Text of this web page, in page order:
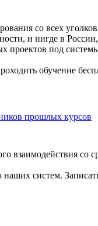
со всех
и нигде в
проектов под
обучение
прошлых курсов
взаимодействия со
систем.